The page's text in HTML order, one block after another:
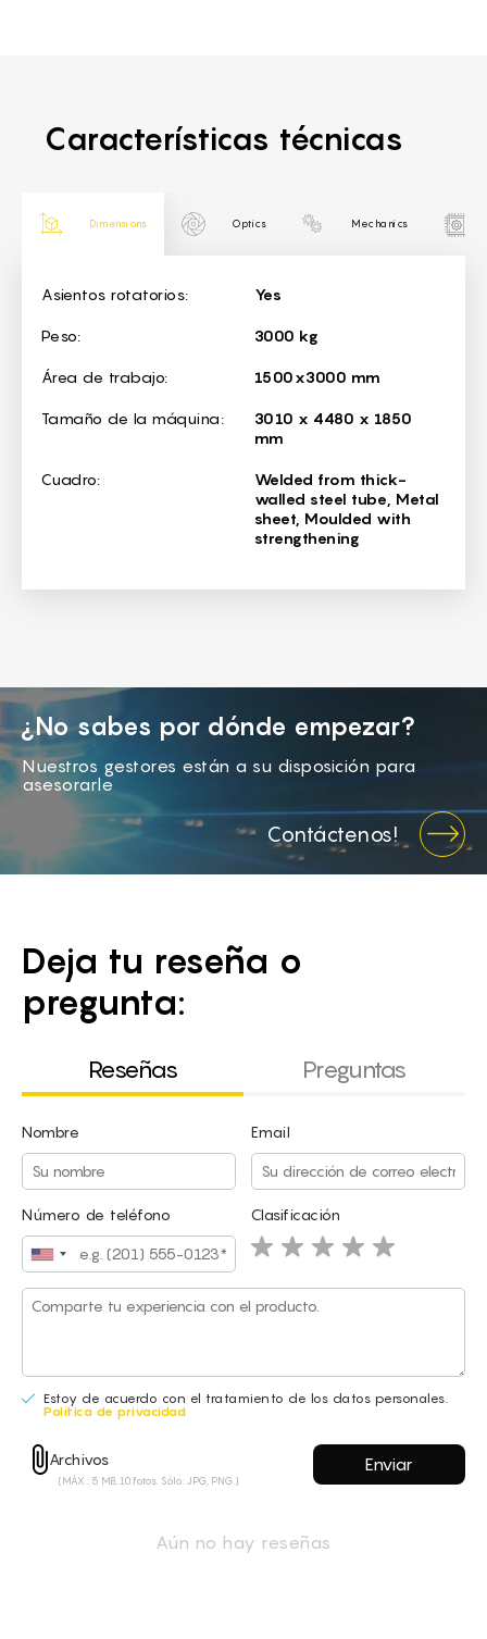
Características técnicas
Dimensions Optics Mechanics
Dimensions
Asientos rotatorios: Yes
Peso: 3000 kg
Área de trabajo: 1500x3000 mm
Tamaño de la máquina:
3010 x 4480 x 1850
mm
Cuadro:
Welded from thick-
walled steel tube, Metal
sheet, Moulded with
strengthening
¿No sabes por dónde empezar?
Nuestros gestores están a su disposición para
asesorarle
Contáctenos!
Deja tu reseña o
pregunta:
Reseñas Preguntas
Nombre Email
Número de teléfono Clasificación
Estoy de acuerdo con el tratamiento de los datos personales.
Política de privacidad
Archivos
(MÁX.: 5 MB, 10 fotos. Sólo: JPG, PNG.)
Aún no hay reseñas
Nombre Email
Archivos